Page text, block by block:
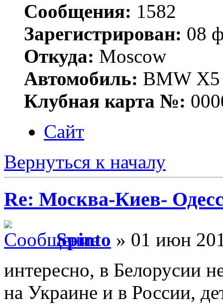
Сообщения: 1582
Зарегистрирован: 08
Откуда: Moscow
Автомобиль: BMW X5
Клубная карта №:
Сайт
Вернуться к началу
Re: Москва-Киев-
Spinto » 01 июн
интересно, в Белорусии
на Украине и в России,